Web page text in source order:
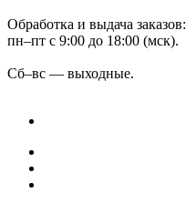
Обработка и выдача заказов:
пн–пт с 9:00 до 18:00 (мск).
Сб–вс — выходные.